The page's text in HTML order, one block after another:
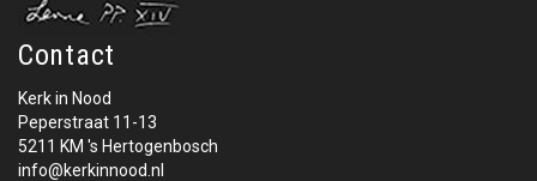
Contact
Kerk in Nood
Peperstraat 11-13
5211 KM 's Hertogenbosch
info@kerkinnood.nl